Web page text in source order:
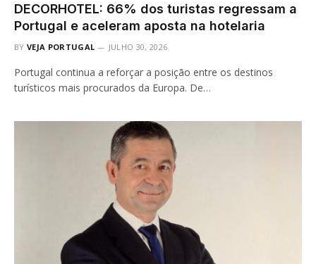
DECORHOTEL: 66% dos turistas regressam a
Portugal e aceleram aposta na hotelaria
BY VEJA PORTUGAL JULHO 30, 2026
Portugal continua a reforçar a posição entre os destinos
turísticos mais procurados da Europa. De…